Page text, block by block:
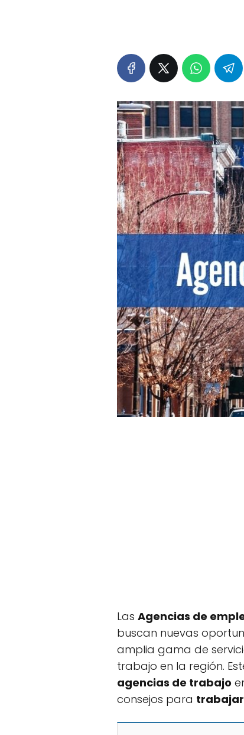
Las Agencias de
buscan nuevas
amplia gama de
trabajo en la región.
agencias de trabajo
consejos para trabajar